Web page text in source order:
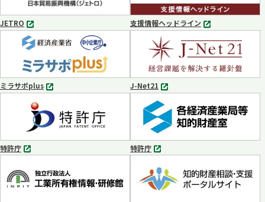
開
く
JETRO
別
タ
ブ
で
開
く
支援情報ヘッドライン
別
タ
ブ
で
開
く
ミラサポplus
別
ブ
で
開
く
J-Net21
別
タ
ブ
で
開
く
特許庁
別
ブ
で
特許庁
別
ブ
で
開